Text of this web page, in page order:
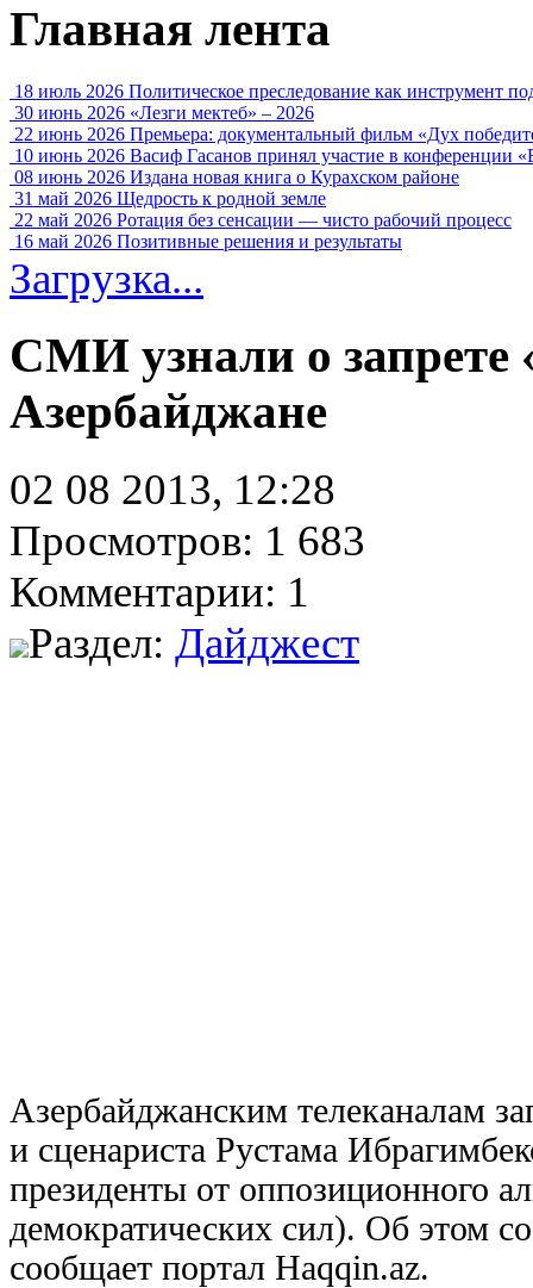
Главная лента
18 июль 2026 Политическое преследование как инструмент
30 июнь 2026 «Лезги мектеб» – 2026
22 июнь 2026 Премьера: документальный фильм «Дух
10 июнь 2026 Васиф Гасанов принял участие в конференции
08 июнь 2026 Издана новая книга о Курахском районе
31 май 2026 Щедрость к родной земле
22 май 2026 Ротация без сенсации — чисто рабочий процесс
16 май 2026 Позитивные решения и результаты
Загрузка...
СМИ узнали о запрете
Азербайджане
02 08 2013, 12:28
Просмотров: 1 683
Комментарии: 1
Раздел: Дайджест
Азербайджанским телеканалам
и сценариста Рустама
президенты от оппозиционного
демократических сил). Об этом
сообщает портал Haqqin.az.